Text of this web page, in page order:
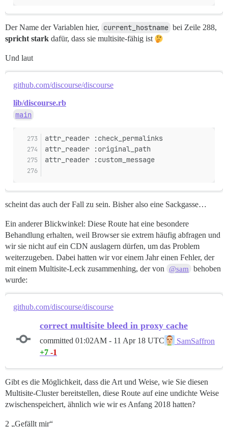
Der Name der Variablen hier, current_hostname bei Zeile 288,
spricht stark dafür, dass sie multisite-fähig ist
Und laut
github.com/discourse/discourse
lib/discourse.rb
main
attr_reader :check_permalinks
attr_reader :original_path
attr_reader :custom_message
scheint das auch der Fall zu sein. Bisher also eine Sackgasse…
Ein anderer Blickwinkel: Diese Route hat eine besondere
Behandlung erhalten, weil Browser sie extrem häufig abfragen und
wir sie nicht auf ein CDN auslagern dürfen, um das Problem
weiterzugeben. Dabei hatten wir vor einem Jahr einen Fehler, der
mit einem Multisite-Leck zusammenhing, der von
@sam
behoben
wurde:
github.com/discourse/discourse
correct multisite bleed in proxy cache
committed 01:02AM - 11 Apr 18 UTC
SamSaffron
+7 -1
Gibt es die Möglichkeit, dass die Art und Weise, wie Sie diesen
Multisite-Cluster bereitstellen, diese Route auf eine undichte Weise
zwischenspeichert, ähnlich wie wir es Anfang 2018 hatten?
2 „Gefällt mir“